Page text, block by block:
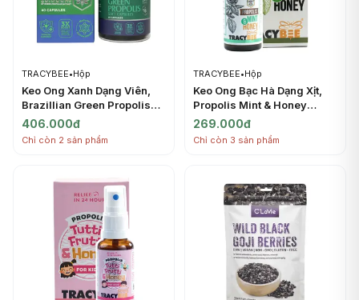
TRACYBEE•Hộp
Keo Ong Xanh Dạng Viên,
Brazillian Green Propolis
Soft Capsules, 60 Viên
(25.5g) - TRACYBEE
406.000đ
Chỉ còn 2 sản phẩm
TRACYBEE•Hộp
Keo Ong Bạc Hà Dạng Xịt,
Propolis Mint & Honey
Spray (30ml) - TRACYBEE
269.000đ
Chỉ còn 3 sản phẩm